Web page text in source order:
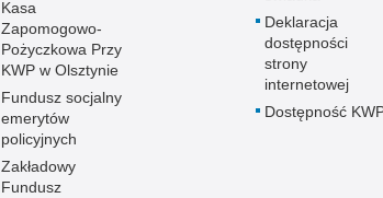
Kasa
Zapomogowo-
Pożyczkowa Przy
KWP w Olsztynie
Fundusz socjalny
emerytów
policyjnych
Zakładowy
Fundusz
Deklaracja
dostępności
strony
internetowej
Dostępność